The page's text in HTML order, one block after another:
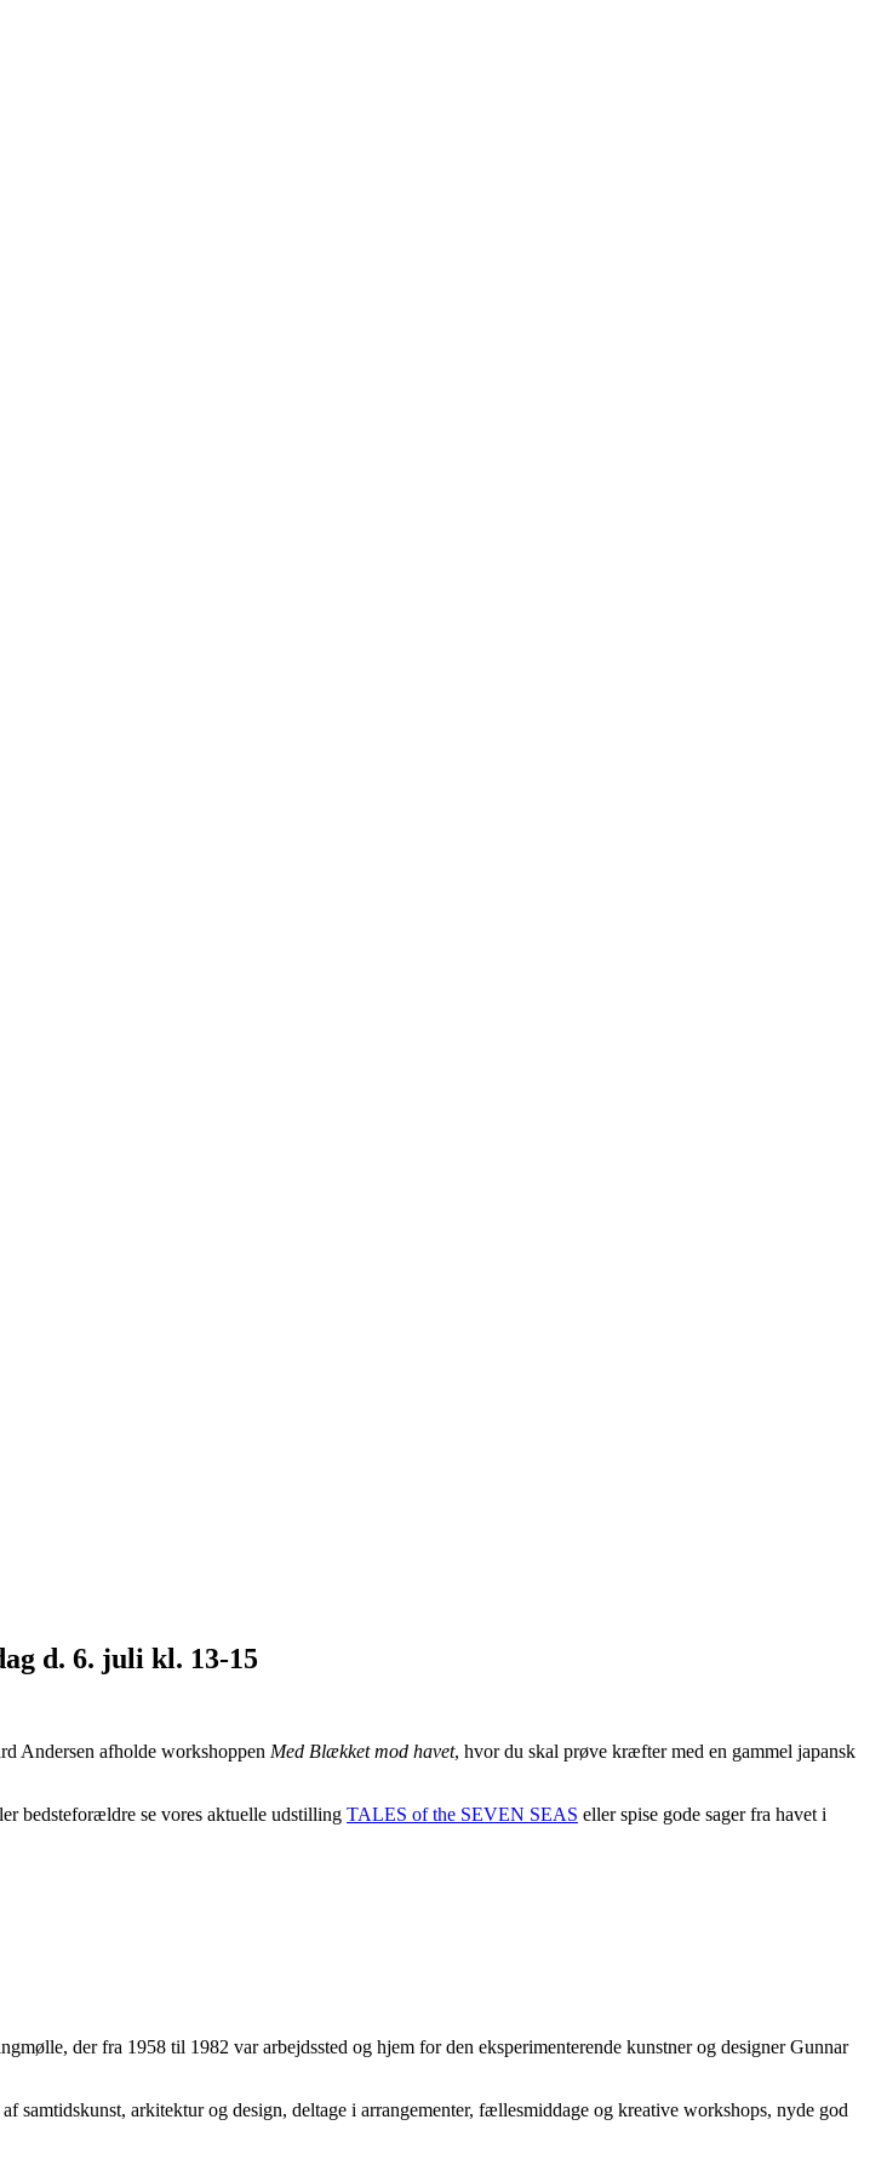
d. 6. juli kl. 13-15
Andersen afholde workshoppen Med Blækket mod havet, hvor du skal prøve kræfter med en gammel japansk
bedsteforældre se vores aktuelle udstilling TALES of the SEVEN SEAS eller spise gode sager fra havet i
der fra 1958 til 1982 var arbejdssted og hjem for den eksperimenterende kunstner og designer Gunnar
arkitektur og design, deltage i arrangementer, fællesmiddage og kreative workshops, nyde god